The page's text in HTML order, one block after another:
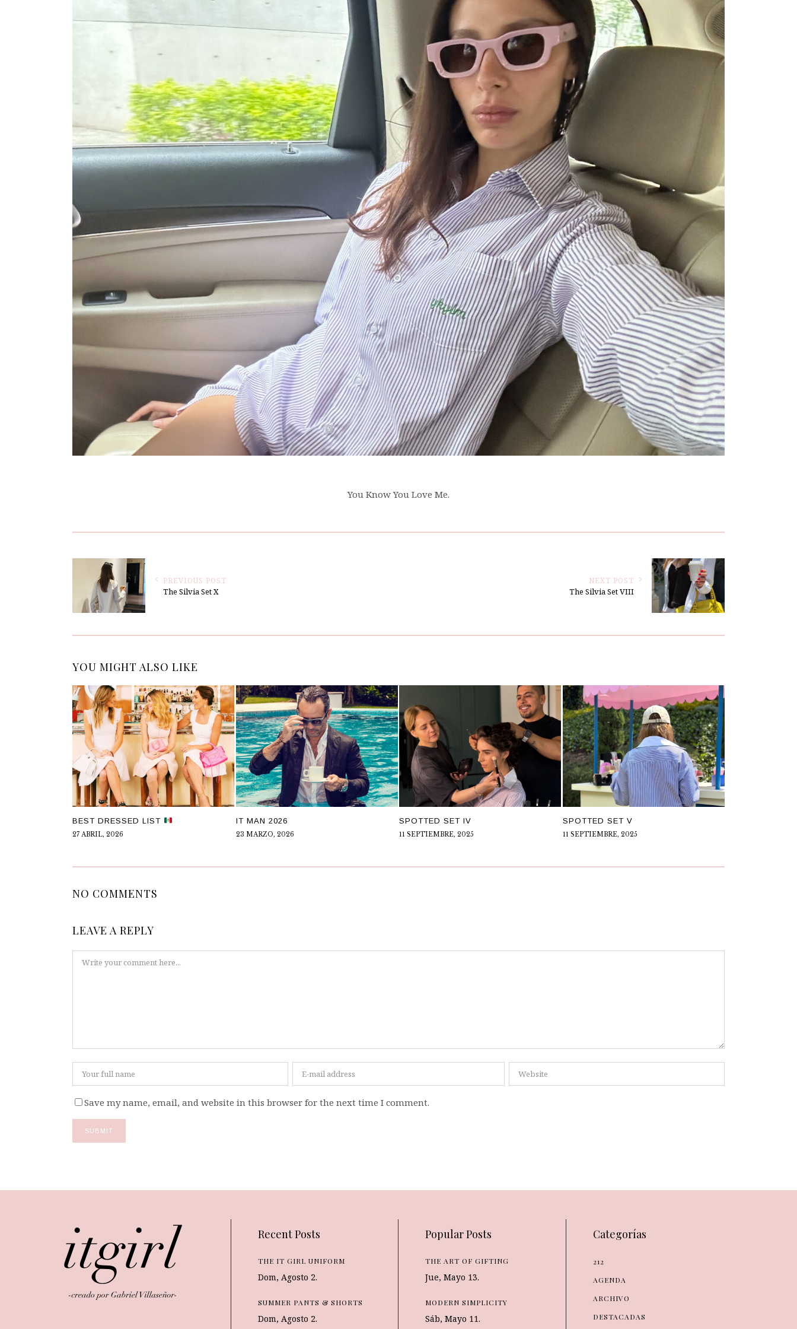
You Know You Love Me.
PREVIOUS POST
The Silvia Set X
NEXT POST
The Silvia Set VIII
YOU MIGHT ALSO LIKE
BEST DRESSED LIST
27 ABRIL, 2026
IT MAN 2026
23 MARZO, 2026
SPOTTED SET IV
11 SEPTIEMBRE, 2025
SPOTTED SET V
11 SEPTIEMBRE, 2025
NO COMMENTS
LEAVE A REPLY
Save my name, email, and website in this browser for the next time I comment.
Recent Posts
THE IT GIRL UNIFORM
Dom, Agosto 2.
SUMMER PANTS & SHORTS
Dom, Agosto 2.
Popular Posts
THE ART OF GIFTING
Jue, Mayo 13.
MODERN SIMPLICITY
Sáb, Mayo 11.
Categorías
212
AGENDA
ARCHIVO
DESTACADAS